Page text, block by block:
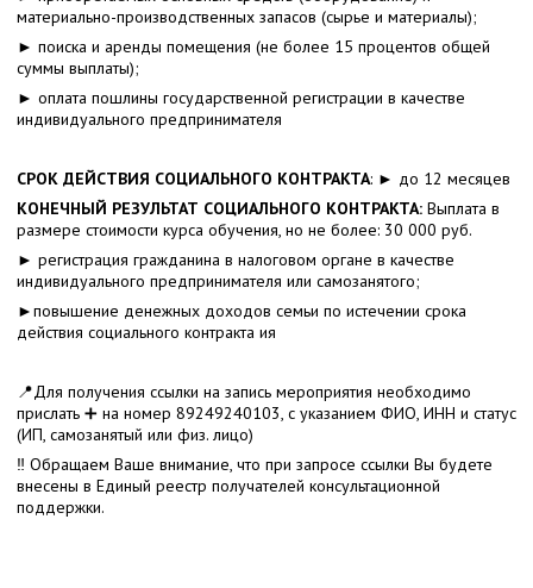
материально-производственных запасов (сырье и материалы);
► поиска и аренды помещения (не более 15 процентов общей
суммы выплаты);
► оплата пошлины государственной регистрации в качестве
индивидуального предпринимателя
СРОК ДЕЙСТВИЯ СОЦИАЛЬНОГО КОНТРАКТА: ► до 12 месяцев
КОНЕЧНЫЙ РЕЗУЛЬТАТ СОЦИАЛЬНОГО КОНТРАКТА: Выплата в
размере стоимости курса обучения, но не более: 30 000 руб.
► регистрация гражданина в налоговом органе в качестве
индивидуального предпринимателя или самозанятого;
►повышение денежных доходов семьи по истечении срока
действия социального контракта ия
📍Для получения ссылки на запись мероприятия необходимо
прислать ➕ на номер 89249240103, с указанием ФИО, ИНН и статус
(ИП, самозанятый или физ. лицо)
‼️ Обращаем Ваше внимание, что при запросе ссылки Вы будете
внесены в Единый реестр получателей консультационной
поддержки.